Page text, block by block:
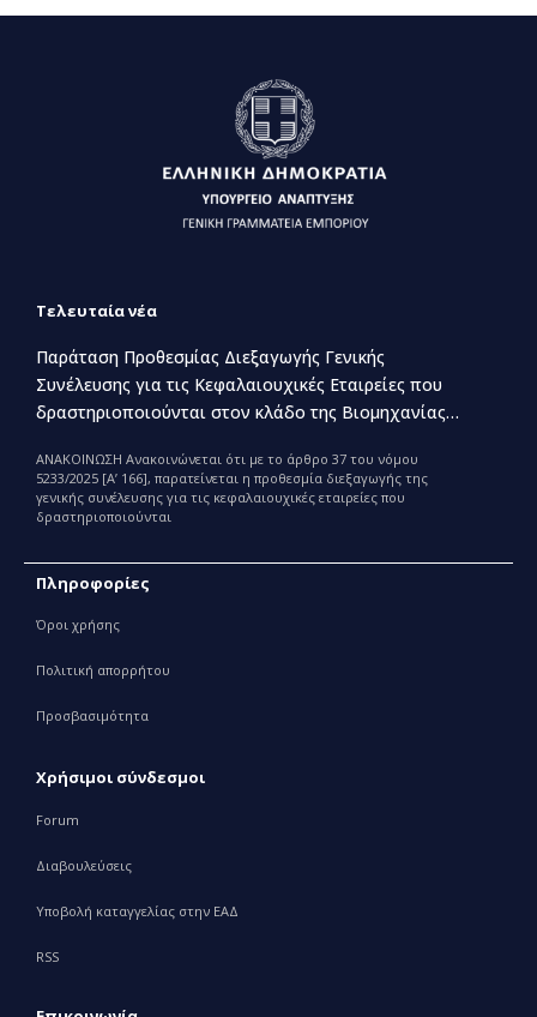
Τελευταία νέα
Παράταση Προθεσμίας Διεξαγωγής Γενικής
Συνέλευσης για τις Κεφαλαιουχικές Εταιρείες που
δραστηριοποιούνται στον κλάδο της Βιομηχανίας
ΑΝΑΚΟΙΝΩΣΗ Ανακοινώνεται ότι με το άρθρο 37 του νόμου
5233/2025 [Α’ 166], παρατείνεται η προθεσμία διεξαγωγής της
γενικής συνέλευσης για τις κεφαλαιουχικές εταιρείες που
δραστηριοποιούνται
Πληροφορίες
Όροι χρήσης
Πολιτική απορρήτου
Προσβασιμότητα
Χρήσιμοι σύνδεσμοι
Forum
Διαβουλεύσεις
Υποβολή καταγγελίας στην ΕΑΔ
RSS